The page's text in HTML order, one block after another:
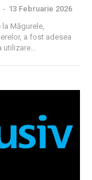
- 13 Februarie 2026
Măgurele,
a fost adesea
utilizare...